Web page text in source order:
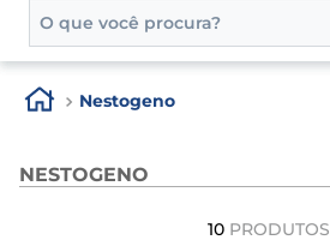
TERMOS MAIS BUSCADOS
1º
tadalafila
3º
generico
Nestogeno
NESTOGENO
10 PRODUTOS